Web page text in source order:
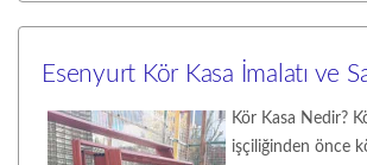
Esenyurt Kör Kasa İmalatı ve
Kör Kasa Nedir?
işçiliğinden önce